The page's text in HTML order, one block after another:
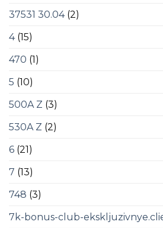
37531 30.04(2)
4(15)
470 (1)
5 (10)
500A Z (3)
530A Z (2)
6 (21)
7 (13)
748 (3)
7k-bonus-club-